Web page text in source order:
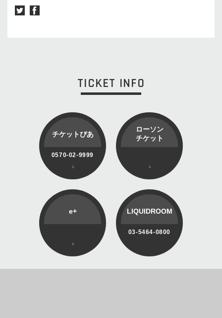
TICKET INFO
チケットぴあ
0570-02-9999
ローソン
チケット
e+ LIQUIDROOM
03-5464-0800